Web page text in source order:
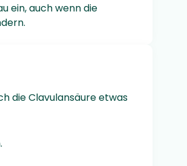
ein, auch wenn die
die Clavulansäure etwas